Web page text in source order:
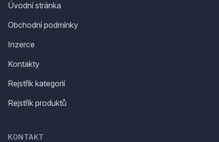
Úvodní stránka
Obchodní podmínky
Inzerce
Kontakty
Rejstřík kategorií
Rejstřík produktů
KONTAKT